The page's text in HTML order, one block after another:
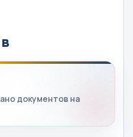
документов на